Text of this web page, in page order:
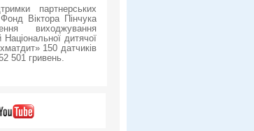
партнерських
Віктора Пінчука
виходжування
дитячої
150 датчиків
501 гривень.